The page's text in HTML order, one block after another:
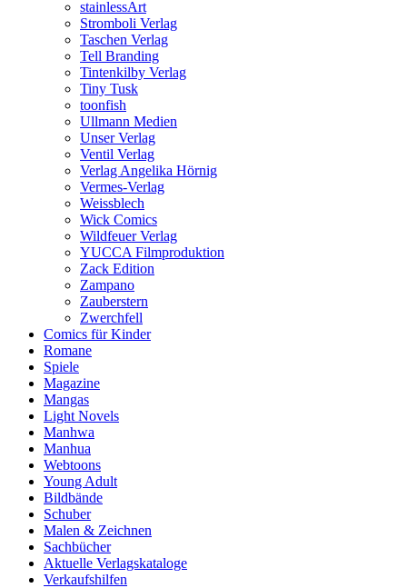
stainlessArt
Stromboli Verlag
Taschen Verlag
Tell Branding
Tintenkilby Verlag
Tiny Tusk
toonfish
Ullmann Medien
Unser Verlag
Ventil Verlag
Verlag Angelika Hörnig
Vermes-Verlag
Weissblech
Wick Comics
Wildfeuer Verlag
YUCCA Filmproduktion
Zack Edition
Zampano
Zauberstern
Zwerchfell
Comics für Kinder
Romane
Spiele
Magazine
Mangas
Light Novels
Manhwa
Manhua
Webtoons
Young Adult
Bildbände
Schuber
Malen & Zeichnen
Sachbücher
Aktuelle Verlagskataloge
Verkaufshilfen